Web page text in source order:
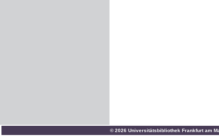
© 2026 Universitätsbibliothek Frankfurt am